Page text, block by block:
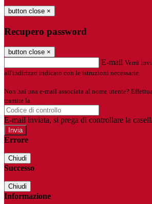
button close ×
Recupero password
button close ×
E-mail Verrà
all'indirizzo indicato con le istruzioni necessarie.
Non hai una e-mail associata al nome utente?
tramite la
E-mail inviata, si prega di controllare la
Errore
Chiudi
Successo
Chiudi
Informazione